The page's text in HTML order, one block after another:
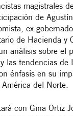
magistrales
de
ex
de Hacienda y
análisis sobre el
las tendencias de
énfasis en su
del Norte.
con Gina Ortiz